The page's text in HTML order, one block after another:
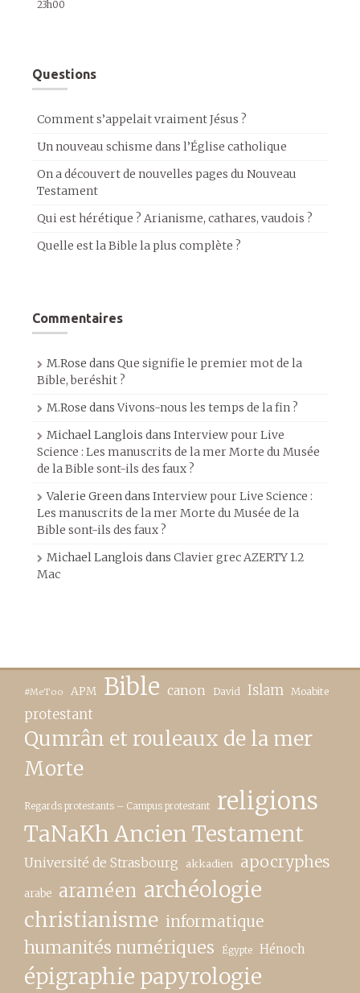
23h00
Questions
Comment s’appelait vraiment Jésus ?
Un nouveau schisme dans l’Église catholique
On a découvert de nouvelles pages du Nouveau
Testament
Qui est hérétique ? Arianisme, cathares, vaudois ?
Quelle est la Bible la plus complète ?
Commentaires
M.Rose dans Que signifie le premier mot de la
Bible, beréshit ?
M.Rose dansVivons-nous les temps de la fin ?
Michael Langlois dans Interview pour Live
Science : Les manuscrits de la mer Morte du Musée
de la Bible sont-ils des faux ?
Valerie Greendans Interview pour Live Science :
Les manuscrits de la mer Morte du Musée de la
Bible sont-ils des faux ?
Michael Langlois dans Clavier grec AZERTY 1.2
Mac
#MeToo APM Bible canon David Islam Moabite
protestant
Qumrân et rouleaux de la mer
Morte
Regards protestants – Campus protestant religions
TaNaKh Ancien Testament
Université de Strasbourg akkadien apocryphes
arabe araméen archéologie
christianisme informatique
humanités numériques Égypte Hénoch
épigraphie papyrologie